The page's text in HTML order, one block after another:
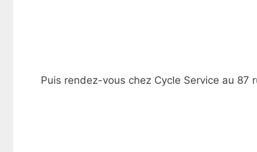
Puis rendez-vous chez Cycle Service au 87